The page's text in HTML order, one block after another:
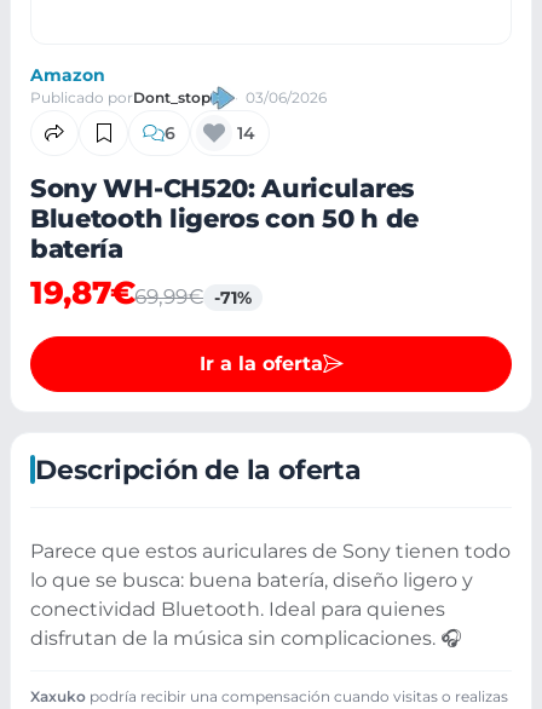
Amazon
Publicado porDont_stop 03/06/2026
6 14
Sony WH-CH520: Auriculares
Bluetooth ligeros con 50 h de
batería
19,87€69,99€ -71%
Ir a la oferta
Descripción de la oferta
Parece que estos auriculares de Sony tienen todo
lo que se busca: buena batería, diseño ligero y
conectividad Bluetooth. Ideal para quienes
disfrutan de la música sin complicaciones. 🎧
Xaxuko podría recibir una compensación cuando visitas o realizas